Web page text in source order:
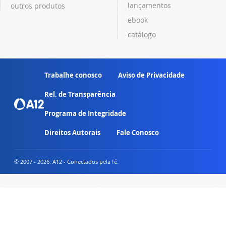
outros produtos
lançamentos
ebook
catálogo
Trabalhe conosco Aviso de Privacidade
Rel. de Transparência
Programa de Integridade
Direitos Autorais Fale Conosco
© 2007 - 2026. A12 - Conectados pela fé.